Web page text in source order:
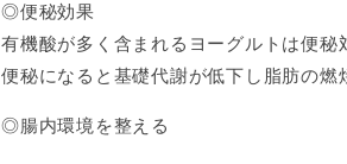
◎便秘効果
有機酸が多く含まれるヨーグルトは便秘
便秘になると基礎代謝が低下し脂肪の燃
◎腸内環境を整える